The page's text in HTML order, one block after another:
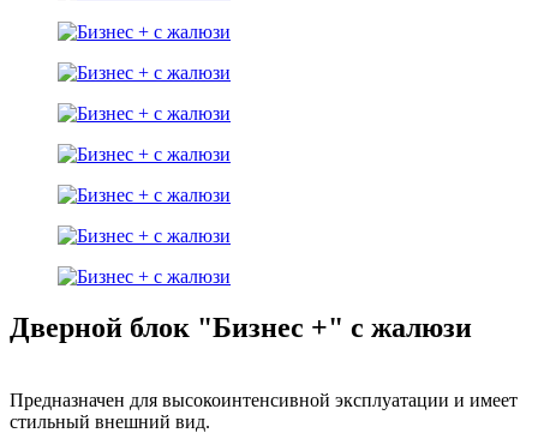
Дверной блок "Бизнес +" с жалюзи
Предназначен для высокоинтенсивной эксплуатации и имеет
стильный внешний вид.